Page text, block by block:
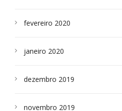
fevereiro 2020
janeiro 2020
dezembro 2019
novembro 2019